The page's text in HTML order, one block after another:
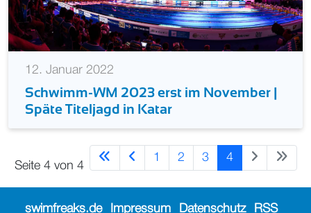
12. Januar 2022
Schwimm-WM 2023 erst im November |
Späte Titeljagd in Katar
Seite 4 von 4
1 2 3 4
swimfreaks.de Impressum Datenschutz RSS